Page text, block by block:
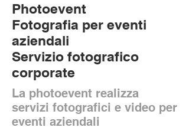
Photoevent
Fotografia per eventi
aziendali
Servizio fotografico
corporate
La photoevent realizza
servizi fotografici e video per
eventi aziendali